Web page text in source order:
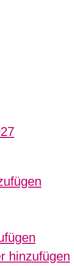
hinzufügen